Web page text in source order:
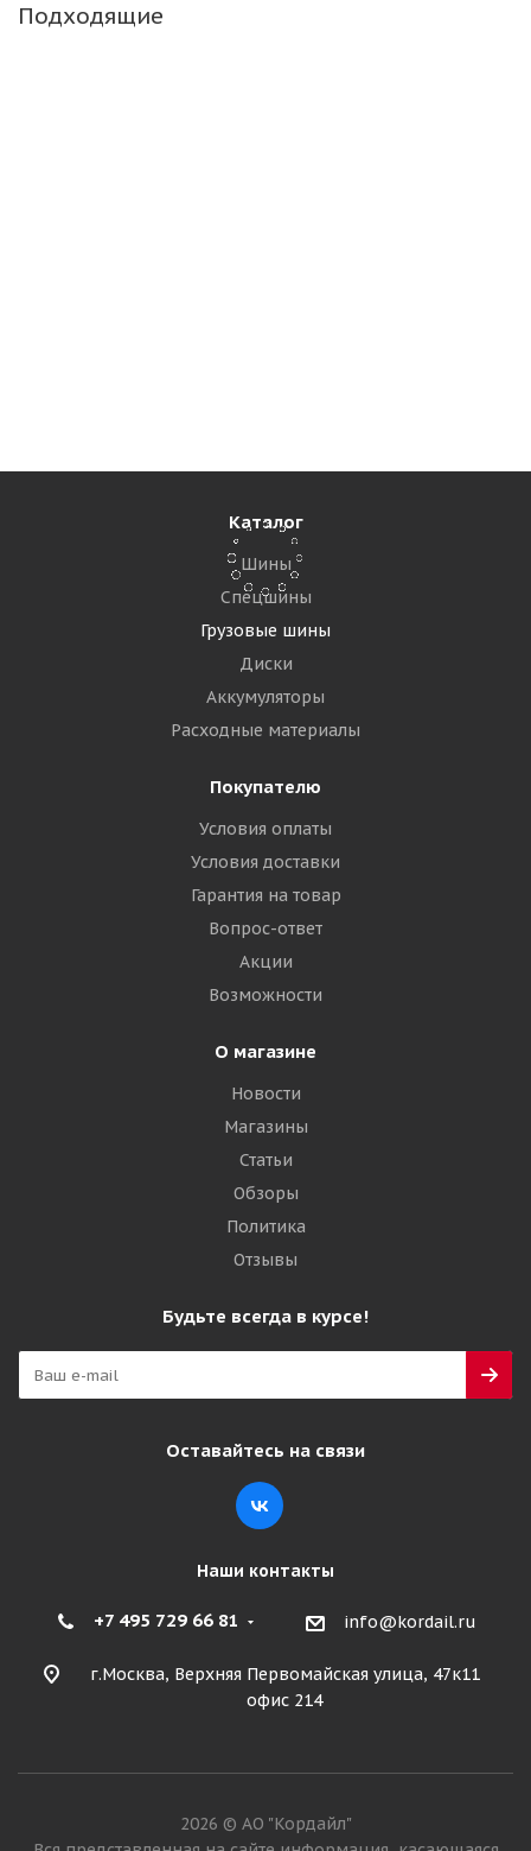
Подходящие
18 920₽
Подробнее
Giti GSR225 275/70 R22.5 148/145M PR16
Каталог
Шины
Спецшины
Грузовые шины
Диски
Аккумуляторы
Расходные материалы
Покупателю
Условия оплаты
Условия доставки
Гарантия на товар
Вопрос-ответ
Акции
Возможности
О магазине
Новости
Магазины
Статьи
Обзоры
Политика
Отзывы
Будьте всегда в курсе!
Оставайтесь на связи
Наши контакты
+7 495 729 66 81 info@kordail.ru
г.Москва, Верхняя Первомайская улица, 47к11
офис 214
2026 © АО "Кордайл"